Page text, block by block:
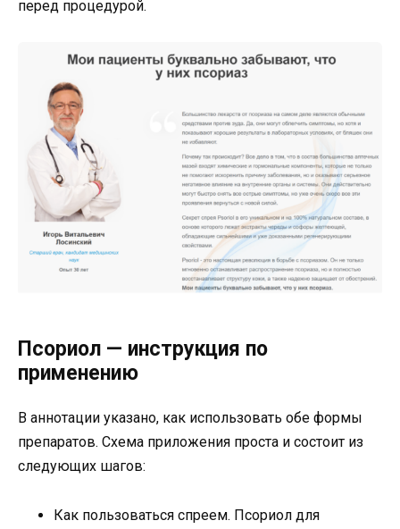
перед процедурой.
Псориол — инструкция по
применению
В аннотации указано, как использовать обе формы
препаратов. Схема приложения проста и состоит из
следующих шагов:
Как пользоваться спреем. Псориол для